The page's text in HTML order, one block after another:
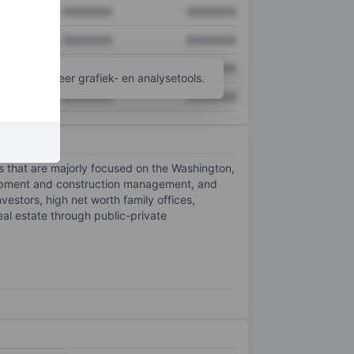
XXXXXXX XXXXXXX
tot meer grafiek- en analysetools.
are majorly focused on the Washington,
and construction management, and
high net worth family offices,
estate through public-private